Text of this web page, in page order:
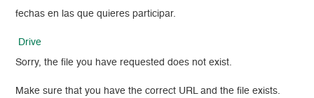
fechas en las que quieres participar.
Drive
Sorry, the file you have requested does not exist.
Make sure that you have the correct URL and the file exists.